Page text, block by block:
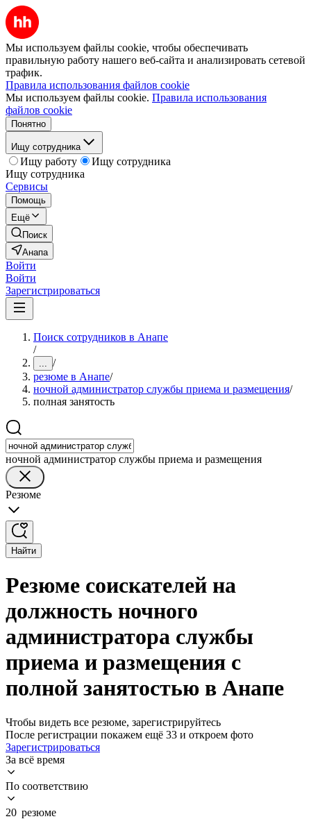
Мы используем файлы cookie, чтобы обеспечивать
правильную работу нашего веб-сайта и анализировать сетевой
трафик.
Правила использования файлов cookie
Мы используем файлы cookie. Правила использования
файлов cookie
Понятно
Ищу сотрудника
Ищу работу
Ищу сотрудника
Ищу сотрудника
Сервисы
Помощь
Ещё
Поиск
Анапа
Войти
Войти
Зарегистрироваться
Поиск сотрудников в Анапе
/
... /
резюме в Анапе/
ночной администратор службы приема и размещения/
полная занятость
ночной администратор службы приема и размещения
Резюме
Найти
Резюме соискателей на
должность ночного
администратора службы
приема и размещения с
полной занятостью в Анапе
Чтобы видеть все резюме, зарегистрируйтесь
После регистрации покажем ещё 33 и откроем фото
Зарегистрироваться
За всё время
По соответствию
20 резюме